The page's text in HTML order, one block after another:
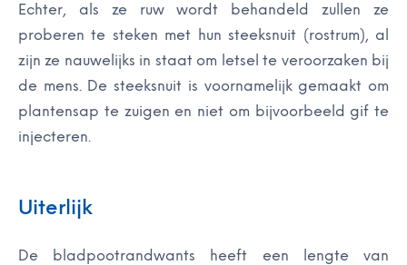
Echter, als ze ruw wordt behandeld zullen ze
proberen te steken met hun steeksnuit (rostrum), al
zijn ze nauwelijks in staat om letsel te veroorzaken bij
de mens. De steeksnuit is voornamelijk gemaakt om
plantensap te zuigen en niet om bijvoorbeeld gif te
injecteren.
Uiterlijk
De bladpootrandwants heeft een lengte van